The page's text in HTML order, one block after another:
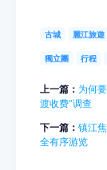
古城 麗江旅遊
獨立團 行程
上一篇： 为何
渡收费”调查
下一篇： 镇江
全有序游览